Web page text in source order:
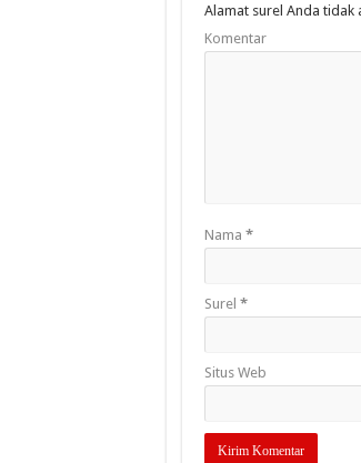
Alamat surel Anda tidak
Komentar
Nama *
Surel *
Situs Web